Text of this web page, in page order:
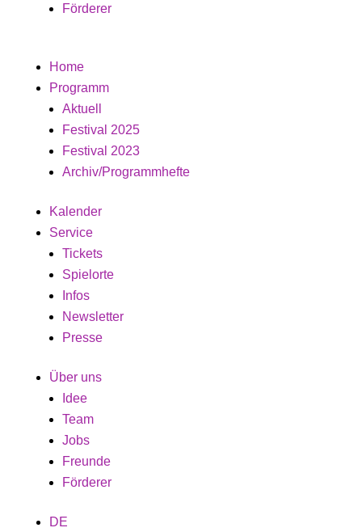
Förderer
Home
Programm
Aktuell
Festival 2025
Festival 2023
Archiv/Programmhefte
Kalender
Service
Tickets
Spielorte
Infos
Newsletter
Presse
Über uns
Idee
Team
Jobs
Freunde
Förderer
DE